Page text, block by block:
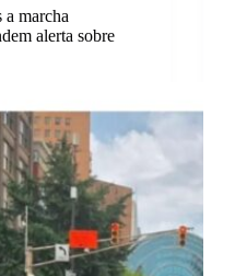
marcha
alerta sobre